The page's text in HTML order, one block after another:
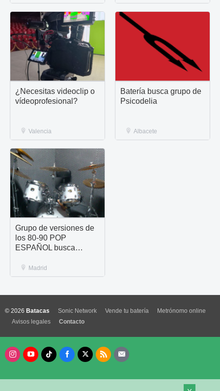
¿Necesitas videoclip o
vídeoprofesional?
Valencia
Batería busca grupo de
Psicodelia
Albacete
Grupo de versiones de
los 80-90 POP
ESPAÑOL busca
Madrid
© 2026 Batacas Sonic Network Vende tu batería
Metrónomo online
Avisos legales
Contacto